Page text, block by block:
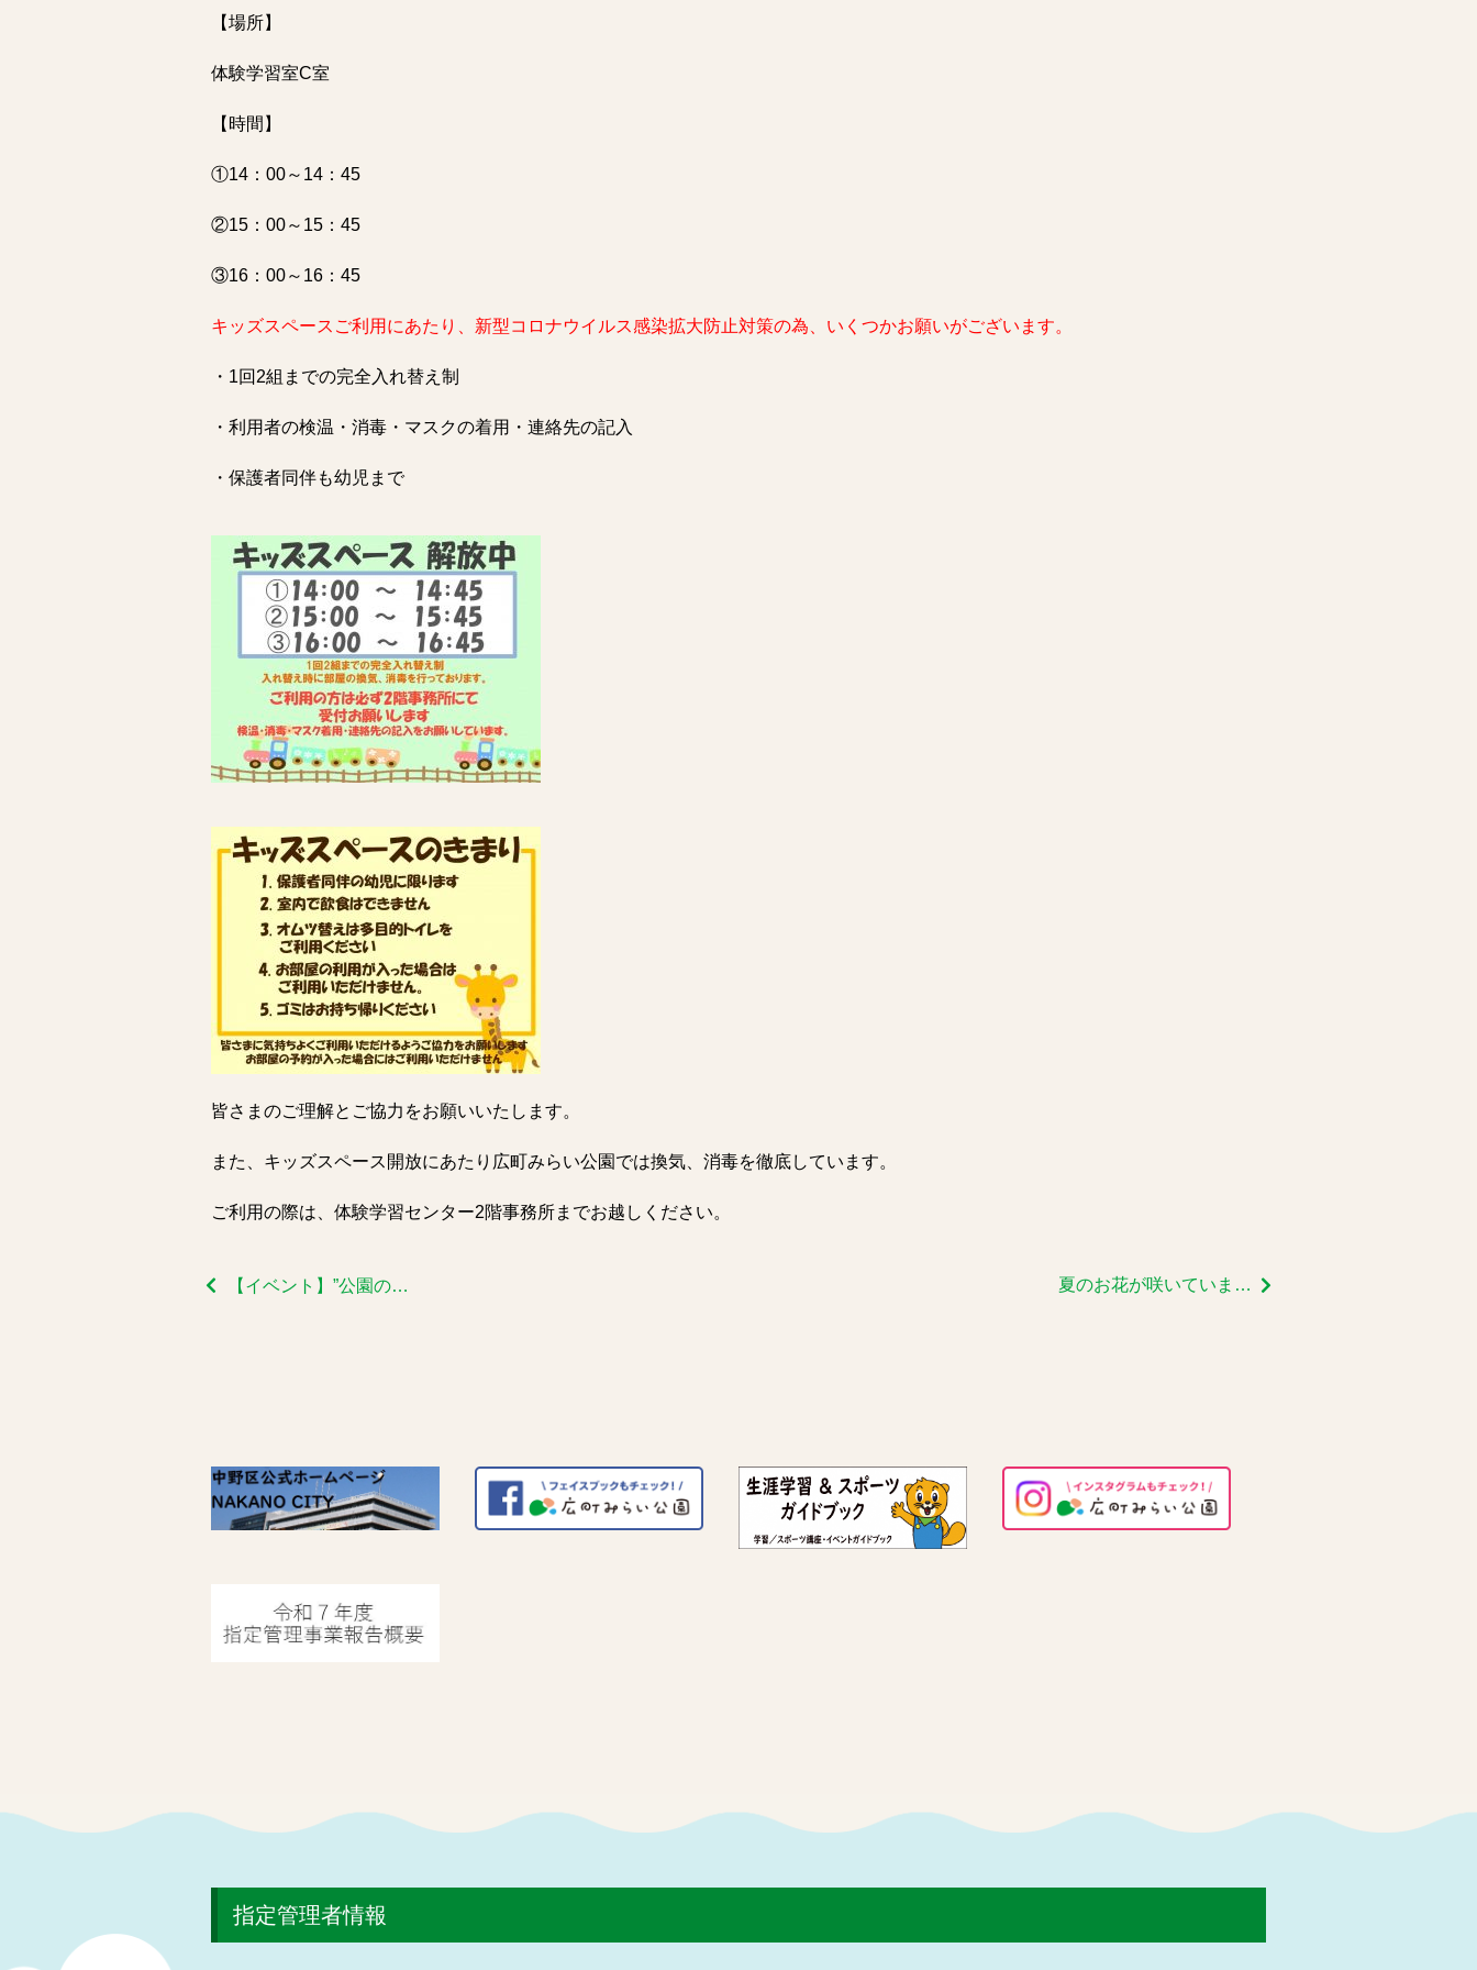
【場所】
体験学習室C室
【時間】
①14：00～14：45
②15：00～15：45
③16：00～16：45
キッズスペースご利用にあたり、新型コロナウイルス感染拡大防止対策の為、いくつかお願いがございます。
・1回2組までの完全入れ替え制
・利用者の検温・消毒・マスクの着用・連絡先の記入
・保護者同伴も幼児まで
皆さまのご理解とご協力をお願いいたします。
また、キッズスペース開放にあたり広町みらい公園では換気、消毒を徹底しています。
ご利用の際は、体験学習センター2階事務所までお越しください。
【イベント】”公園の木に名札をつけよう”を開催しました 夏のお花が咲いています
指定管理者情報